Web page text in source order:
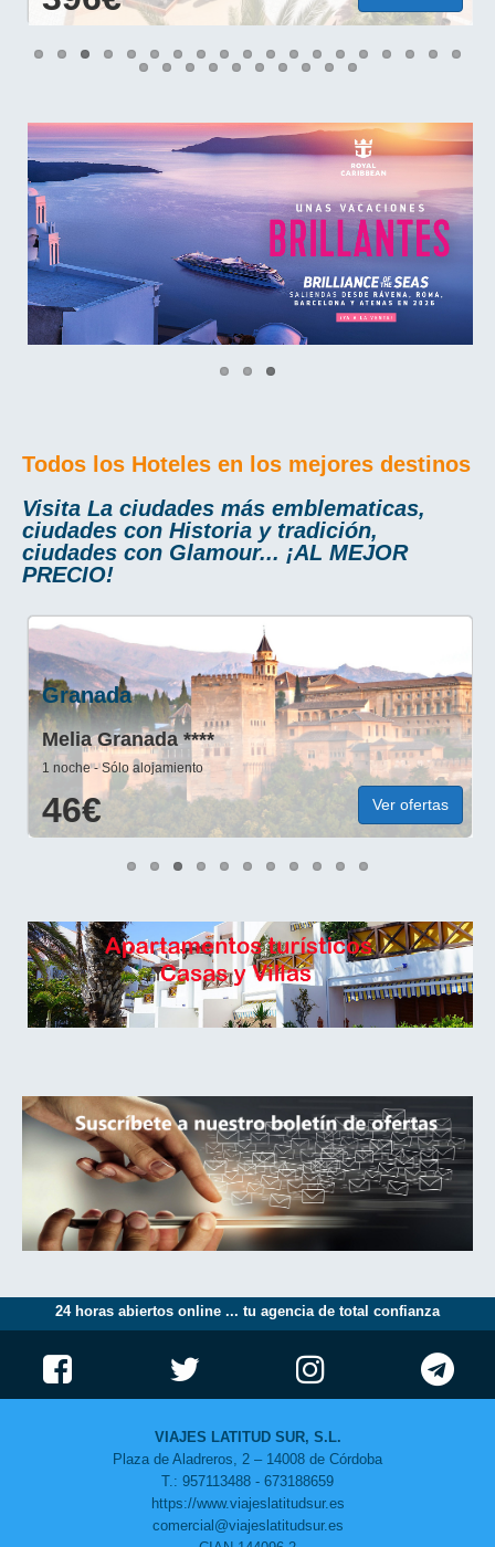
Todos los Hoteles en los mejores destinos
Visita La ciudades más emblematicas,
ciudades con Historia y tradición,
ciudades con Glamour... ¡AL MEJOR
PRECIO!
Granada
Melia Granada****
1 noche - Sólo alojamiento
46€ Ver ofertas
24 horas abiertos online ... tu agencia de total confianza
VIAJES LATITUD SUR, S.L.
Plaza de Aladreros, 2 – 14008 de Córdoba
T.: 957113488 - 673188659
https://www.viajeslatitudsur.es
comercial@viajeslatitudsur.es